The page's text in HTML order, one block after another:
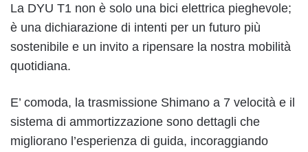
La DYU T1 non è solo una bici elettrica pieghevole;
è una dichiarazione di intenti per un futuro più
sostenibile e un invito a ripensare la nostra mobilità
quotidiana.
E’ comoda, la trasmissione Shimano a 7 velocità e il
sistema di ammortizzazione sono dettagli che
migliorano l’esperienza di guida, incoraggiando